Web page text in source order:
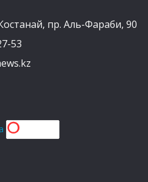
пр. Аль-Фараби, 90
53